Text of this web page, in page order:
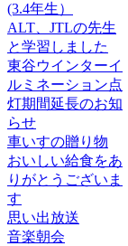
(3.4年生）
ALT、JTLの先生
と学習しました
東谷ウインターイ
ルミネーション点
灯期間延長のお知
らせ
車いすの贈り物
おいしい給食をあ
りがとうございま
す
思い出放送
音楽朝会